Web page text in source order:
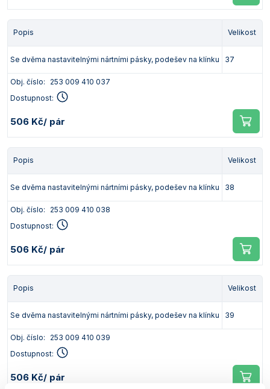
Popis Velikost
Se dvěma nastavitelnými nártními pásky, podešev na klínku 37
Obj. číslo:
253 009 410 037
Dostupnost:
506 Kč/ pár
Popis Velikost
Se dvěma nastavitelnými nártními pásky, podešev na klínku 38
Obj. číslo:
253 009 410 038
Dostupnost:
506 Kč/ pár
Popis Velikost
Se dvěma nastavitelnými nártními pásky, podešev na klínku 39
Obj. číslo:
253 009 410 039
Dostupnost:
506 Kč/ pár